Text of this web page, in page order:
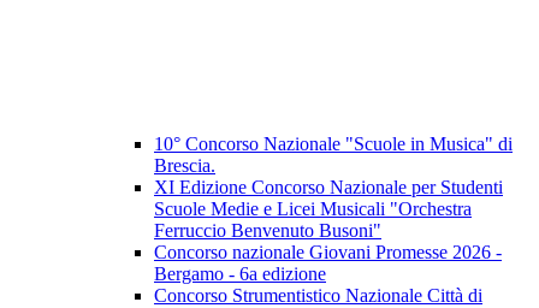
10° Concorso Nazionale "Scuole in Musica" di
Brescia.
XI Edizione Concorso Nazionale per Studenti
Scuole Medie e Licei Musicali "Orchestra
Ferruccio Benvenuto Busoni"
Concorso nazionale Giovani Promesse 2026 -
Bergamo - 6a edizione
Concorso Strumentistico Nazionale Città di